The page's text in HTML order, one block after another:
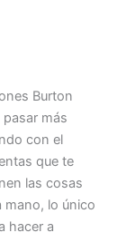
Burton
más
con el
que te
las cosas
lo único
hacer a